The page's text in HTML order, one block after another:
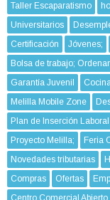
Taller Escaparatismo
Universitarios
Certificación
Jóvenes;
Bolsa de trabajo;
Garantía Juvenil
Melilla Mobile Zone
Plan de Inserción Laboral
Proyecto Melilla;
Feria
Novedades tributarias
Compras
Ofertas
Centro Comercial Abierto